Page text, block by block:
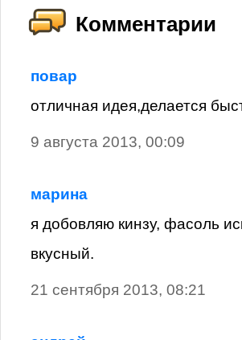
Комментарии
повар
отличная идея,делается
9 августа 2013, 00:09
марина
я добовляю кинзу, фасоль
вкусный.
21 сентября 2013, 08:21